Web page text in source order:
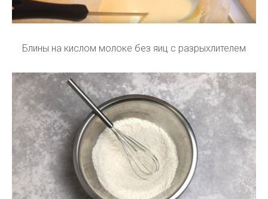
Блины на кислом молоке без яиц с разрыхлителем